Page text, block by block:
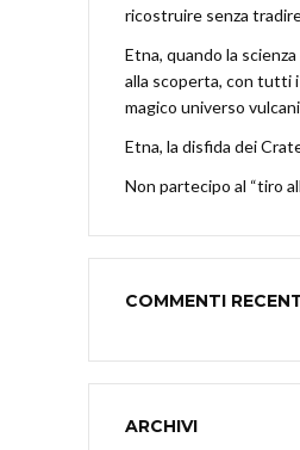
ricostruire senza
Etna, quando la
alla scoperta, con tutti
magico universo
Etna, la disfida dei
Non partecipo al “tiro
COMMENTI
ARCHIVI